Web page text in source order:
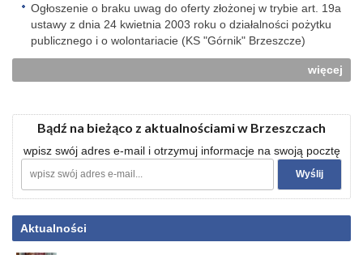
Ogłoszenie o braku uwag do oferty złożonej w trybie art. 19a
ustawy z dnia 24 kwietnia 2003 roku o działalności pożytku
publicznego i o wolontariacie (KS "Górnik" Brzeszcze)
więcej
Bądź na bieżąco z aktualnościami w Brzeszczach
wpisz swój adres e-mail i otrzymuj informacje na swoją pocztę
Aktualności